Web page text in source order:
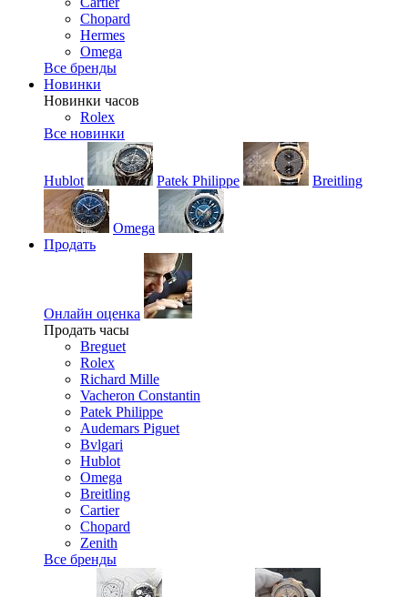
Chopard
Hermes
Omega
Все бренды
Новинки
Новинки часов
Rolex
Все новинки
Hublot Patek Philippe Breitling
Omega
Продать
Онлайн оценка
Продать часы
Breguet
Rolex
Richard Mille
Vacheron Constantin
Patek Philippe
Audemars Piguet
Bvlgari
Hublot
Omega
Breitling
Cartier
Chopard
Zenith
Все бренды